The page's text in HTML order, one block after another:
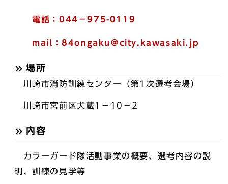
電話：044－975-0119
mail：84ongaku＠city.kawasaki.jp
場所
川崎市消防訓練センター（第1次選考会場）
川崎市宮前区犬蔵1－10－2
内容
カラーガード隊活動事業の概要、選考内容の説
明、訓練の見学等